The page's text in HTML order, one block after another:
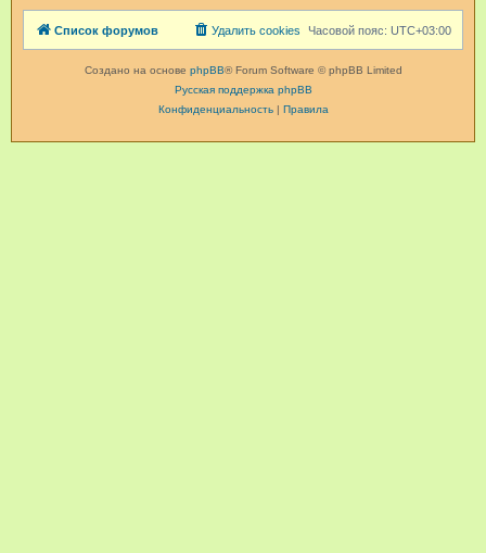
Список форумов Часовой пояс: UTC+03:00
Удалить cookies
Создано на основе phpBB® Forum Software © phpBB Limited
Русская поддержка phpBB
Конфиденциальность| Правила